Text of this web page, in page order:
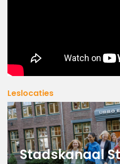
Leslocaties
Stadskanaal